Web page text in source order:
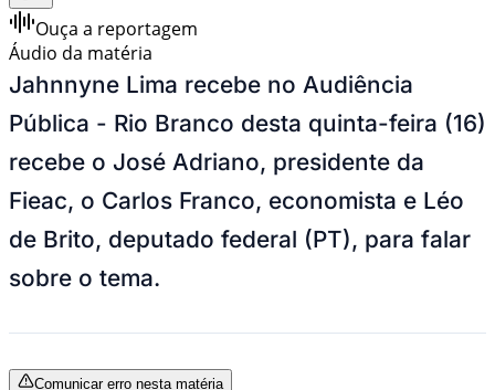
Ouça a reportagem
Áudio da matéria
Jahnnyne Lima recebe no Audiência
Pública - Rio Branco desta quinta-feira (16)
recebe o José Adriano, presidente da
Fieac, o Carlos Franco, economista e Léo
de Brito, deputado federal (PT), para falar
sobre o tema.
Comunicar erro nesta matéria